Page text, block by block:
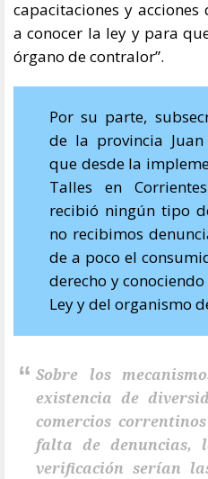
capacitaciones y
a conocer la ley y para
órgano de contralor”.
Por su parte,
de la provincia
que desde la
Talles en
recibió ningún tipo
no recibimos
de a poco el
derecho y
Ley y del organismo
Sobre los
existencia de
comercios
falta de denuncias,
verificación serían